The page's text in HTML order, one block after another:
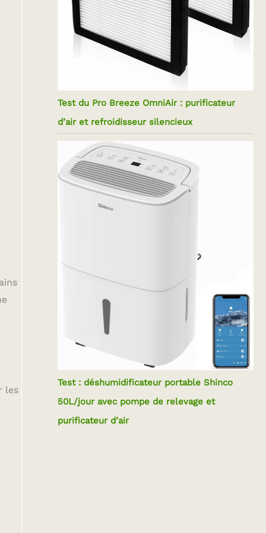
les
Test du Pro Breeze OmniAir : purificateur
d’air et refroidisseur silencieux
Test : déshumidificateur portable Shinco
50L/jour avec pompe de relevage et
purificateur d’air